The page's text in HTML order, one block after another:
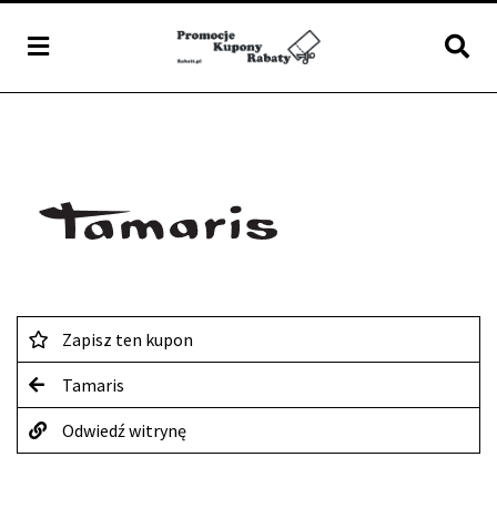
Zapisz ten kupon
Tamaris
Odwiedź witrynę